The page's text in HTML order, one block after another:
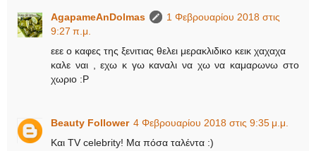
AgapameAnDolmas
1 Φεβρουαρίου 2018 στις
9:27 π.μ.
εεε ο καφες της ξενιτιας θελει μερακλιδικο κεικ χαχαχα
καλε ναι , εχω κ γω καναλι να χω να καμαρωνω στο
χωριο :P
Beauty Follower 4 Φεβρουαρίου 2018 στις 9:35 μ.μ.
Και TV celebrity! Μα πόσα ταλέντα :)